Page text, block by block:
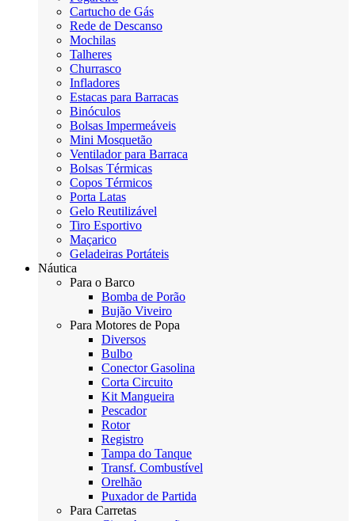
Cartucho de Gás
Rede de Descanso
Mochilas
Talheres
Churrasco
Infladores
Estacas para Barracas
Binóculos
Bolsas Impermeáveis
Mini Mosquetão
Ventilador para Barraca
Bolsas Térmicas
Copos Térmicos
Porta Latas
Gelo Reutilizável
Tiro Esportivo
Maçarico
Geladeiras Portáteis
Náutica
Para o Barco
Bomba de Porão
Bujão Viveiro
Para Motores de Popa
Diversos
Bulbo
Conector Gasolina
Corta Circuito
Kit Mangueira
Pescador
Rotor
Registro
Tampa do Tanque
Transf. Combustível
Orelhão
Puxador de Partida
Para Carretas